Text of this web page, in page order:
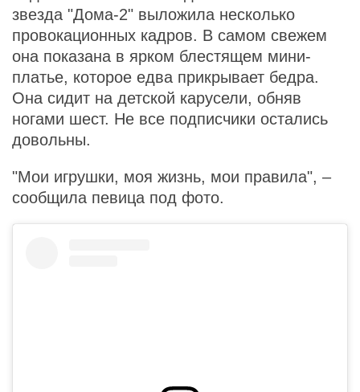
звезда "Дома-2" выложила несколько
провокационных кадров. В самом свежем
она показана в ярком блестящем мини-
платье, которое едва прикрывает бедра.
Она сидит на детской карусели, обняв
ногами шест. Не все подписчики остались
довольны.
"Мои игрушки, моя жизнь, мои правила", –
сообщила певица под фото.